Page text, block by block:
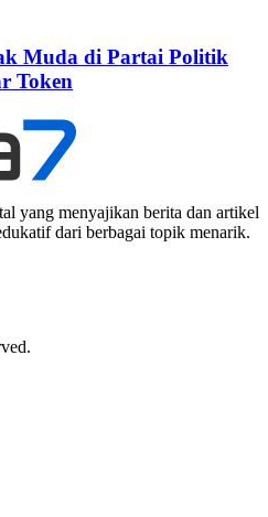
Muda di Partai Politik
Token
yang menyajikan berita dan artikel
dari berbagai topik menarik.